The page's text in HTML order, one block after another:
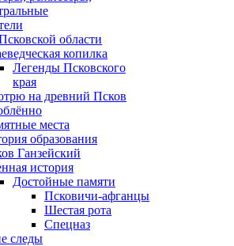
области
копилка
Легенды Псковского
края
на древний Псков
места
образования
Ганзейский
история
Достойные памяти
Псковичи-афганцы
Шестая рота
Спецназ
следы